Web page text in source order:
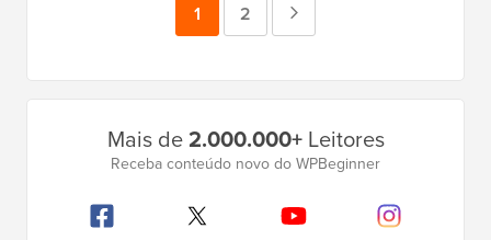
Página
1 Página
2
Mais de2.000.000+Leitores
Receba conteúdo novo do WPBeginner